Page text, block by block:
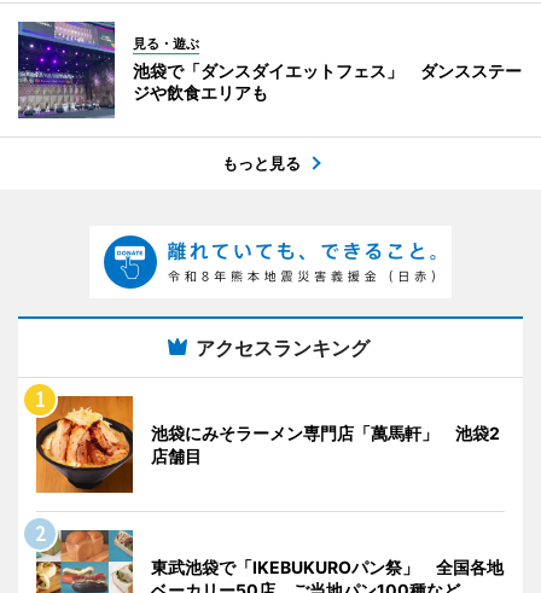
見る・遊ぶ
池袋で「ダンスダイエットフェス」 ダンスステー
ジや飲食エリアも
もっと見る
アクセスランキング
池袋にみそラーメン専門店「萬馬軒」 池袋2
店舗目
東武池袋で「IKEBUKUROパン祭」 全国各地